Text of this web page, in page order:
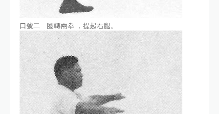
口號二 圈轉兩拳 ，提起右腿。